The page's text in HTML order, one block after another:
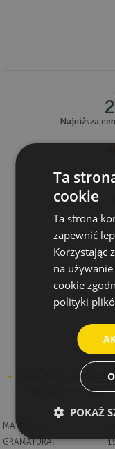
Najniższa
dodaj do listy zakupów
dodaj do porównania
MATERIAŁ:
GRAMATURA:
Ta
cookie
Ta strona
zapewnić
Korzystając
na
cookie
polityki
POKAŻ